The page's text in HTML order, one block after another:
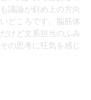
議論が斜め上の方向
どころです。脳筋体
けど文系担当のふみ
の思考に狂気を感じ